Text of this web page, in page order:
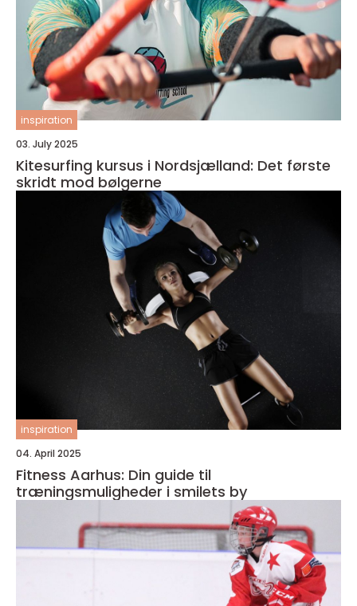
inspiration
03. July 2025
Kitesurfing kursus i Nordsjælland: Det første
skridt mod bølgerne
inspiration
04. April 2025
Fitness Aarhus: Din guide til
træningsmuligheder i smilets by